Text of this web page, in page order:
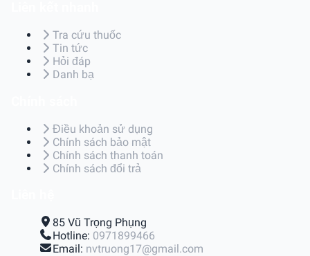
Tra cứu thuốc
Tin tức
Hỏi đáp
Danh bạ
Điều khoản sử dụng
Chính sách bảo mật
Chính sách thanh toán
Chính sách đổi trả
85 Vũ Trọng Phụng
Hotline: 0971899466
Email: nvtruong17@gmail.com